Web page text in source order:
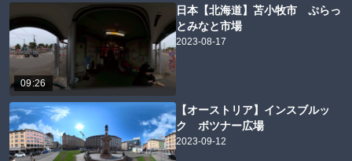
09:26
日本【北海道】苫小牧市 ぷらっ
とみなと市場
2023-08-17
【オーストリア】インスブルッ
ク ボツナー広場
2023-09-12